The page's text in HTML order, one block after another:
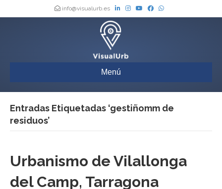
info@visualurb.es
Menú
Entradas Etiquetadas ‘gestiñomm de
residuos’
Urbanismo de Vilallonga
del Camp, Tarragona